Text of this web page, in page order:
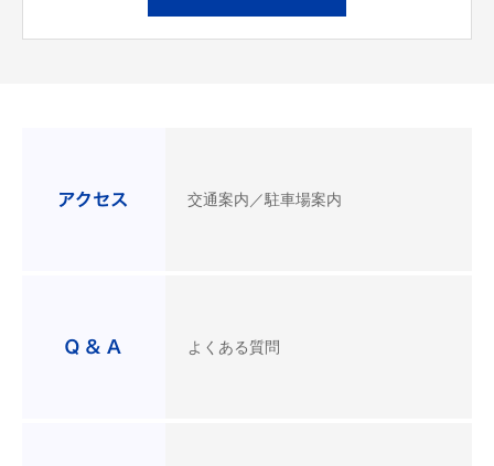
交通案内／駐車場案内
よくある質問